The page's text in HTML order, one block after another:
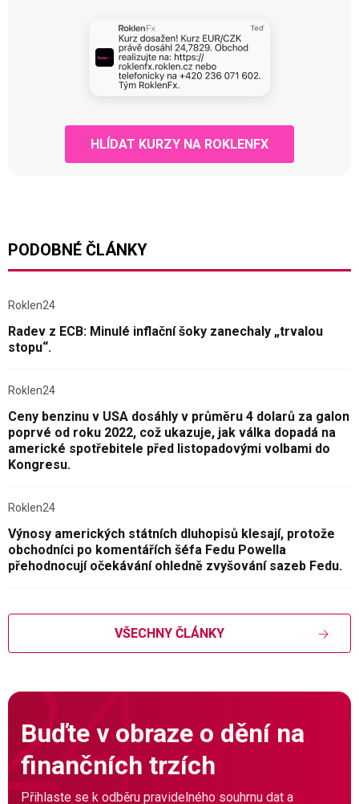
HLÍDAT KURZY NA ROKLENFX
PODOBNÉ ČLÁNKY
Roklen24
Radev z ECB: Minulé inflační šoky zanechaly „trvalou
stopu“.
Roklen24
Ceny benzinu v USA dosáhly v průměru 4 dolarů za galon
poprvé od roku 2022, což ukazuje, jak válka dopadá na
americké spotřebitele před listopadovými volbami do
Kongresu.
Roklen24
Výnosy amerických státních dluhopisů klesají, protože
obchodníci po komentářích šéfa Fedu Powella
přehodnocují očekávání ohledně zvyšování sazeb Fedu.
VŠECHNY ČLÁNKY
Buďte v obraze o dění na
finančních trzích
Přihlaste se k odběru pravidelného souhrnu dat a